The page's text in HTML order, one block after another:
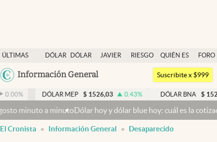
ÚLTIMAS
NOTICIAS
DÓLAR
DÓLAR
JAVIER
RIESGO
QUIÉN ES
QUIÉN
FORO
Argentina
México
Información General
Dólar
Members
Economía y Política
Finanzas y Mercados
Mercados Online
Suscribite x $999
DÓLAR MEP $ 1526,03 0.43% DÓLAR BNA $ 1520 0.00%
a minutoDólar hoy y dólar blue hoy: cuál es la cotización del
El Cronista Información General Desaparecido